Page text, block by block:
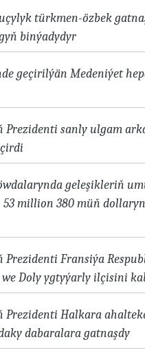
türkmen-özbek
binýadydyr
geçirilýän Medeniýet
Prezidenti sanly ulgam
geleşikleriň
53 million 380 müň
Prezidenti Fransiýa
we Doly ygtyýarly ilçisini
Prezidenti Halkara
dabaralara gatnaşdy